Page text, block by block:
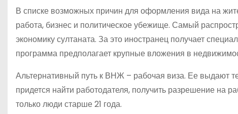
В списке возможных причин для оформления вида на
работа, бизнес и политическое убежище. Самый
экономику султаната. За это иностранец получает
программа предполагает крупные вложения в
Альтернативный путь к ВНЖ – рабочая виза. Ее выдают
придется найти работодателя, получить разрешение на
только люди старше 21 года.